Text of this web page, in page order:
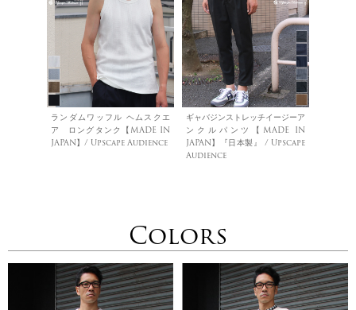
ランダムワッフル ヘムスクエ
ア ロングタンク【MADE IN
JAPAN】/ Upscape Audience
ギャバジンストレッチイージーア
ンクルパンツ【MADE IN
JAPAN】『日本製』 / Upscape
Audience
Colors